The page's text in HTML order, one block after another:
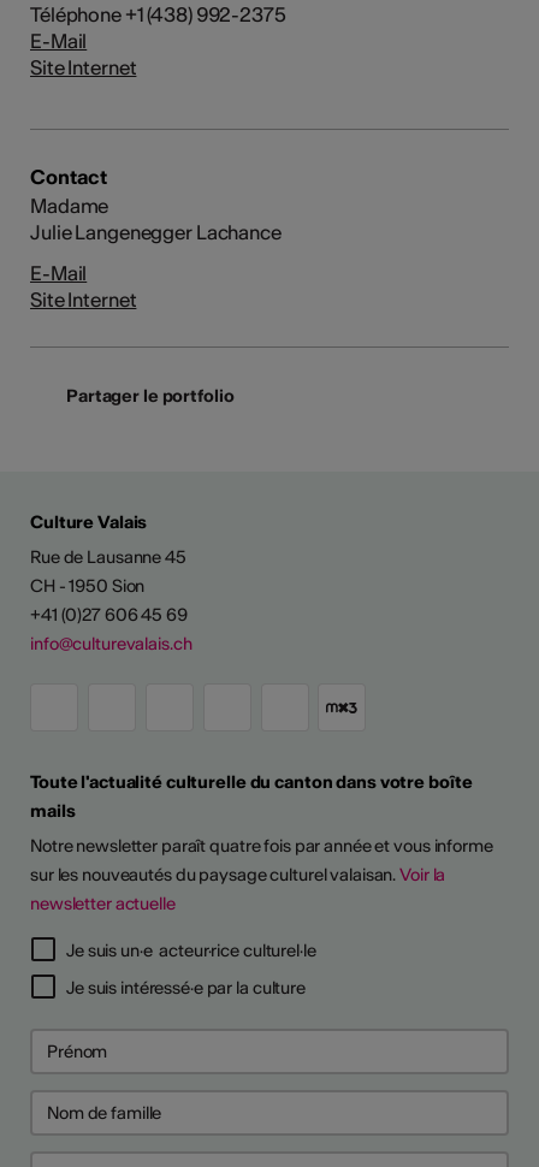
D'ARTISTES
Téléphone +1 (438) 992-2375
E-Mail
Site Internet
Contact
Madame
Julie Langenegger Lachance
E-Mail
Site Internet
Partager le portfolio
Culture Valais
Rue de Lausanne 45
CH - 1950 Sion
+41 (0)27 606 45 69
info@culturevalais.ch
Toute l'actualité culturelle du canton dans votre boîte
mails
Notre newsletter paraît quatre fois par année et vous informe
sur les nouveautés du paysage culturel valaisan.Voir la
newsletter actuelle
Je suis un·e acteur·rice culturel·le
Je suis intéressé·e par la culture